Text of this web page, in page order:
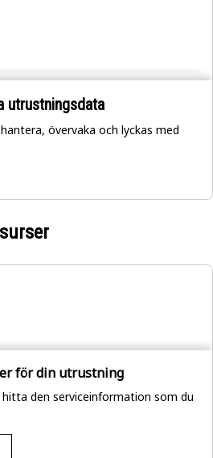
utrustningsdata
övervaka och lyckas med
för din utrustning
den serviceinformation som du